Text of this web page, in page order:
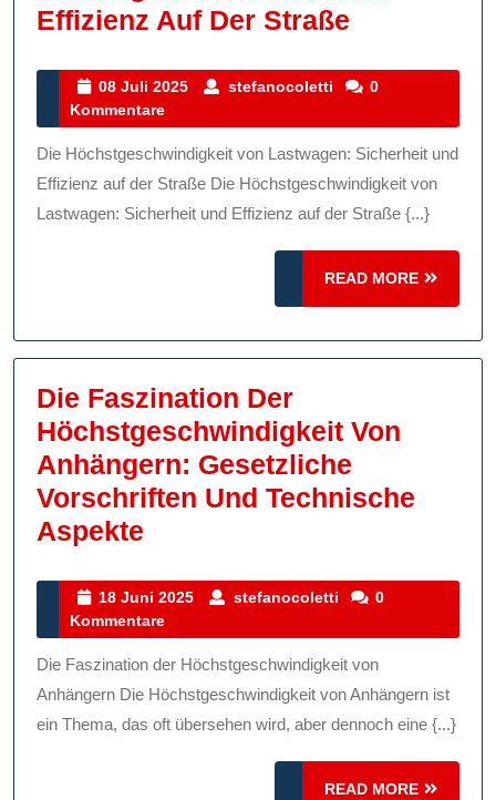
Effizienz Auf Der Straße
Von
Sicherheit
Und
Effizienz
Auf
Der
Straße
08 Juli 2025
08
2025
stefanocoletti stefanocoletti
0
Kommentare
Die Höchstgeschwindigkeit von Lastwagen: Sicherheit und
Effizienz auf der Straße Die Höchstgeschwindigkeit von
Lastwagen: Sicherheit und Effizienz auf der Straße {...}
READ MORE
READ
MORE
Die Faszination Der
Höchstgeschwindigkeit Von
Anhängern: Gesetzliche
Vorschriften Und Technische
Aspekte
Der
Höchstgeschwindigkeit
Von
Anhängern:
Gesetzliche
Vorschriften
18 Juni 2025
18
2025
stefanocoletti stefanocoletti
0
Kommentare
Die Faszination der Höchstgeschwindigkeit von
Anhängern Die Höchstgeschwindigkeit von Anhängern ist
ein Thema, das oft übersehen wird, aber dennoch eine {...}
READ MORE
READ